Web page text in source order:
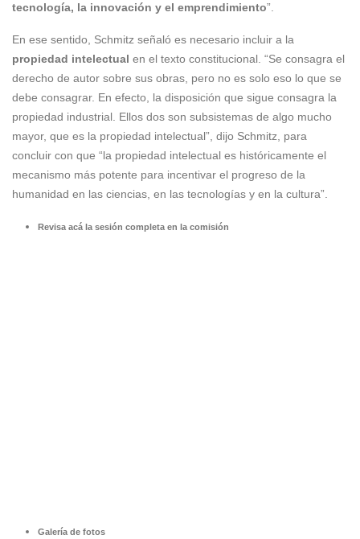
tecnología, la innovación y el emprendimiento”.
En ese sentido, Schmitz señaló es necesario incluir a la
propiedad intelectual en el texto constitucional. “Se consagra el
derecho de autor sobre sus obras, pero no es solo eso lo que se
debe consagrar. En efecto, la disposición que sigue consagra la
propiedad industrial. Ellos dos son subsistemas de algo mucho
mayor, que es la propiedad intelectual”, dijo Schmitz, para
concluir con que “la propiedad intelectual es históricamente el
mecanismo más potente para incentivar el progreso de la
humanidad en las ciencias, en las tecnologías y en la cultura”.
Revisa acá la sesión completa en la comisión
Galería de fotos